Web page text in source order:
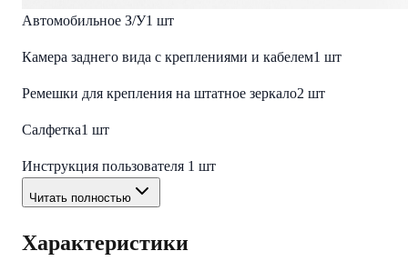
Автомобильное З/У1 шт
Камера заднего вида с креплениями и кабелем1 шт
Ремешки для крепления на штатное зеркало2 шт
Салфетка1 шт
Инструкция пользователя 1 шт
Читать полностью
Характеристики